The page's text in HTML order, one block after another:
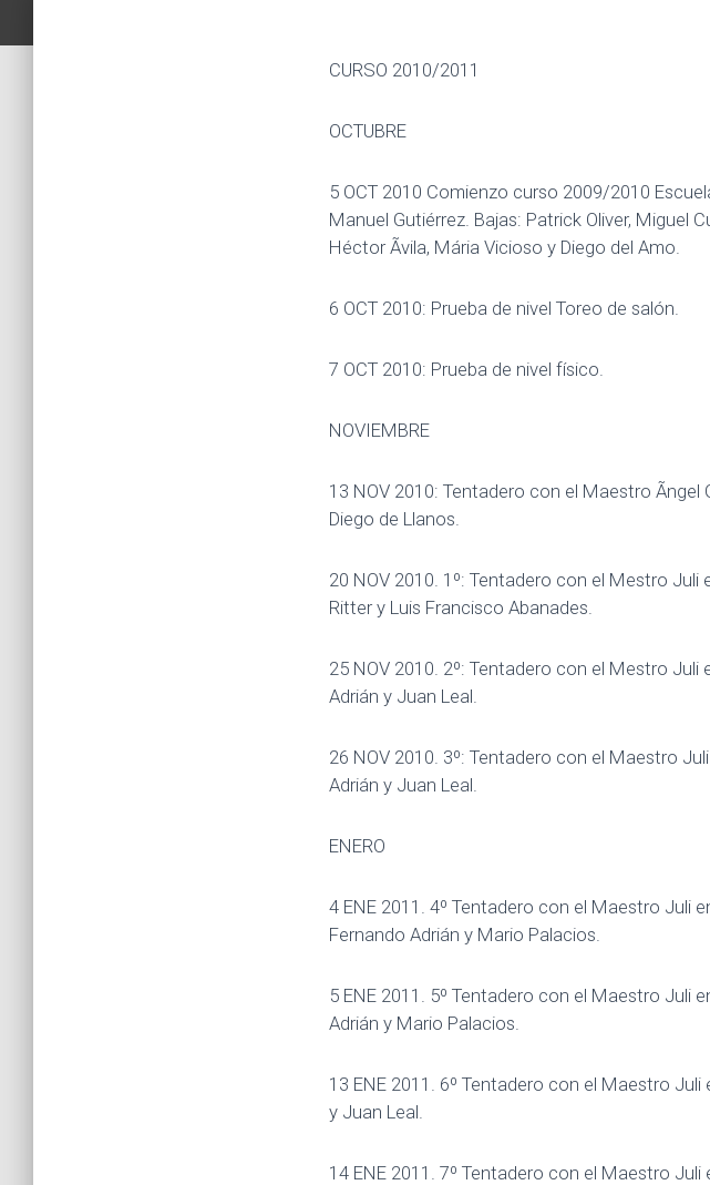
CURSO 2010/2011
OCTUBRE
5 OCT 2010 Comienzo curso 2009/2010
Manuel Gutiérrez. Bajas: Patrick Oliver, Miguel
Héctor Ãvila, Mária Vicioso y Diego del Amo.
6 OCT 2010: Prueba de nivel Toreo de salón.
7 OCT 2010: Prueba de nivel físico.
NOVIEMBRE
13 NOV 2010: Tentadero con el Maestro
Diego de Llanos.
20 NOV 2010. 1º: Tentadero con el Mestro Juli
Ritter y Luis Francisco Abanades.
25 NOV 2010. 2º: Tentadero con el Mestro Juli
Adrián y Juan Leal.
26 NOV 2010. 3º: Tentadero con el Maestro
Adrián y Juan Leal.
ENERO
4 ENE 2011. 4º Tentadero con el Maestro Juli
Fernando Adrián y Mario Palacios.
5 ENE 2011. 5º Tentadero con el Maestro Juli
Adrián y Mario Palacios.
13 ENE 2011. 6º Tentadero con el Maestro
y Juan Leal.
14 ENE 2011. 7º Tentadero con el Maestro